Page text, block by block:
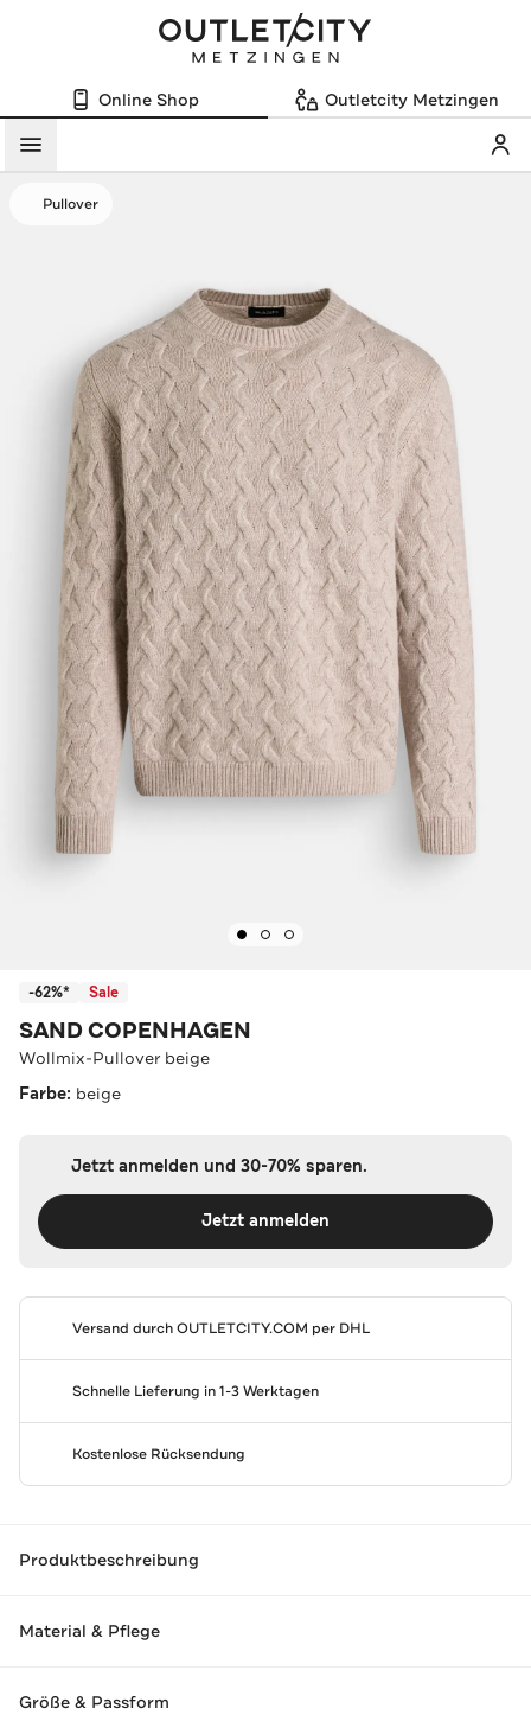
Online Shop Outletcity Metzingen
Menü
Pullover
-62%* Sale
SAND COPENHAGEN
Wollmix-Pullover beige
Farbe: beige
Jetzt anmelden und 30-70% sparen.
Jetzt anmelden
Versand durchOUTLETCITY.COM per DHL
Schnelle Lieferung in 1-3 Werktagen
Kostenlose Rücksendung
Produktbeschreibung
Material & Pflege
Größe & Passform